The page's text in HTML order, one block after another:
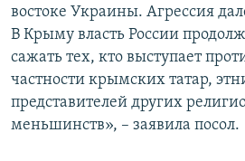
востоке Украины. Агрессия
В Крыму власть России
сажать тех, кто выступает
частности крымских татар,
представителей других
меньшинств», – заявила посол.